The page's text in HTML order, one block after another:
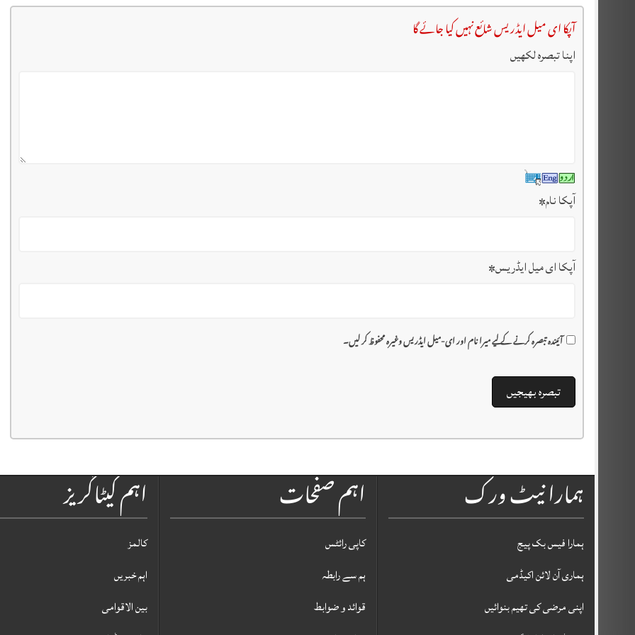
آپکا ای میل ایڈریس شائع نہیں کیا جائے گا
اپنا تبصرہ لکھیں
آپکا نام*
آپکا ای میل ایڈریس*
آئیندہ تبصرہ کرنے کے لیے میرا نام اور ای-میل ایڈریس وغیرہ محفوظ کر لیں۔
اہم کیٹاگریز
کالمز
اہم خبریں
بین الاقوامی
اہم صفحات
کاپی رائٹس
ہم سے رابطہ
قوائد و ضوابط
ہمارا نیٹ ورک
ہمارا فیس بک پیج
ہماری آن لائن اکیڈمی
اپنی مرضی کی تھیم بنوائیں